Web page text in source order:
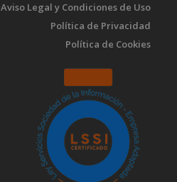
Aviso Legal y Condiciones de Uso
Política de Privacidad
Política de Cookies